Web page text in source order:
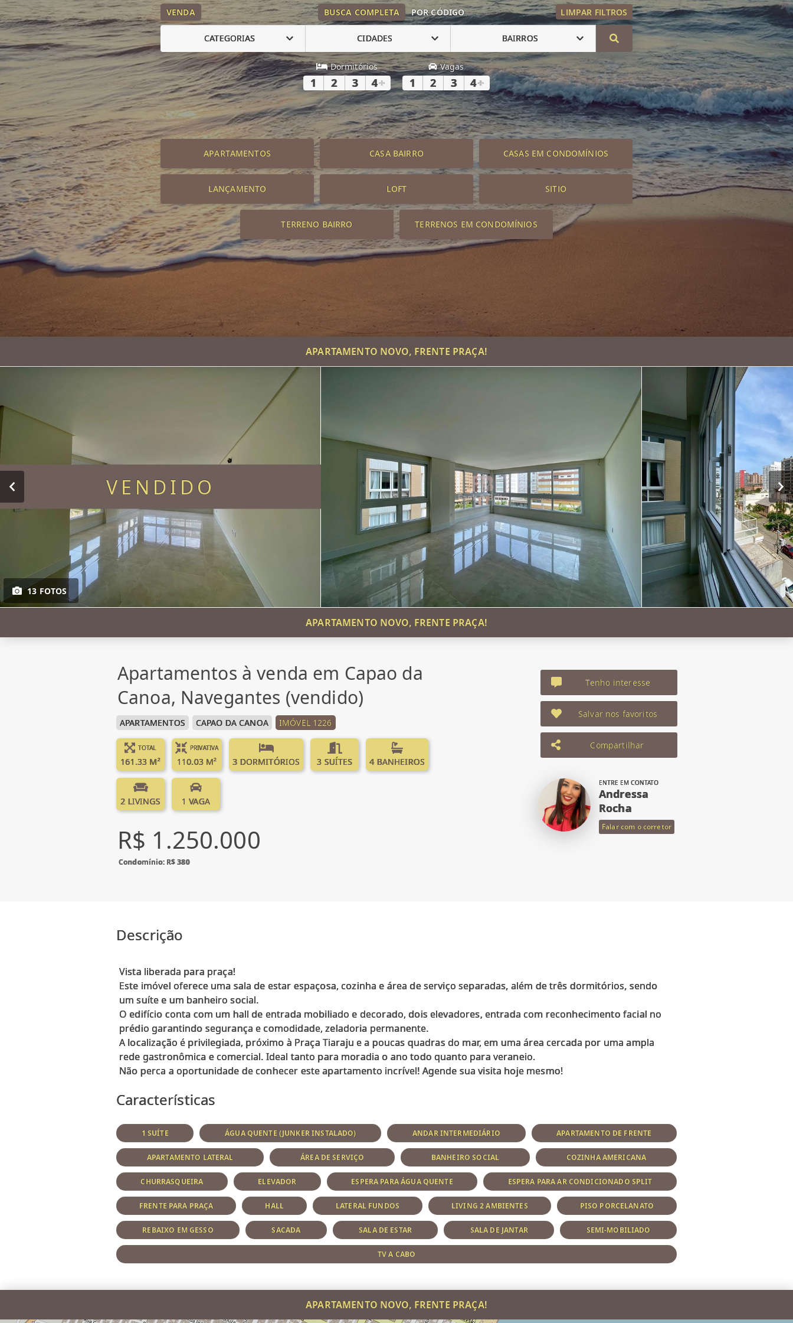
VENDA BUSCA COMPLETA POR CÓDIGO LIMPAR FILTROS
CATEGORIAS CIDADES BAIRROS
Dormitórios
1 2 3 4+
Vagas
1 2 3 4+
APARTAMENTOS CASA BAIRRO CASAS EM CONDOMÍNIOS
LANÇAMENTO LOFT SITIO
TERRENO BAIRRO TERRENOS EM CONDOMÍNIOS
APARTAMENTO NOVO, FRENTE PRAÇA!
13 FOTOS
VENDIDO
APARTAMENTO NOVO, FRENTE PRAÇA!
Apartamentos à venda em Capao da
Canoa, Navegantes (vendido)
APARTAMENTOS CAPAO DA CANOA IMÓVEL 1226
TOTAL
161.33 M²
PRIVATIVA
110.03 M² 3 DORMITÓRIOS 3 SUÍTES 4 BANHEIROS
2 LIVINGS 1 VAGA
R$ 1.250.000
Condomínio: R$ 380
Tenho interesse
Salvar nos favoritos
Compartilhar
ENTRE EM CONTATO
Andressa
Rocha
Falar com o corretor
Descrição
Vista liberada para praça!
Este imóvel oferece uma sala de estar espaçosa, cozinha e área de serviço separadas, além de três dormitórios, sendo
um suíte e um banheiro social.
O edifício conta com um hall de entrada mobiliado e decorado, dois elevadores, entrada com reconhecimento facial no
prédio garantindo segurança e comodidade, zeladoria permanente.
A localização é privilegiada, próximo à Praça Tiaraju e a poucas quadras do mar, em uma área cercada por uma ampla
rede gastronômica e comercial. Ideal tanto para moradia o ano todo quanto para veraneio.
Não perca a oportunidade de conhecer este apartamento incrível! Agende sua visita hoje mesmo!
Características
1 SUÍTE ÁGUA QUENTE (JUNKER INSTALADO) ANDAR INTERMEDIÁRIO APARTAMENTO DE FRENTE
APARTAMENTO LATERAL ÁREA DE SERVIÇO BANHEIRO SOCIAL COZINHA AMERICANA
CHURRASQUEIRA ELEVADOR ESPERA PARA ÁGUA QUENTE ESPERA PARA AR CONDICIONADO SPLIT
FRENTE PARA PRAÇA HALL LATERAL FUNDOS LIVING 2 AMBIENTES PISO PORCELANATO
REBAIXO EM GESSO SACADA SALA DE ESTAR SALA DE JANTAR SEMI-MOBILIADO
TV A CABO
APARTAMENTO NOVO, FRENTE PRAÇA!